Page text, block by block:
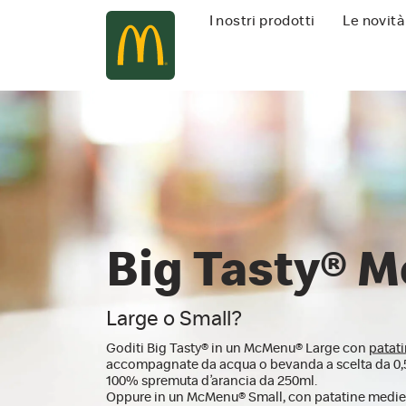
Navigazione
I nostri prodotti Le novità
Big Tasty®
Large o Small?
Goditi Big Tasty® in un McMenu® Large con
accompagnate da acqua o bevanda a scelta da
100% spremuta d’arancia da 250ml.
Oppure in un McMenu® Small, con patatine